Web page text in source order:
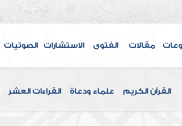
مقالات الفتوى الاستشارات الصوتيات
القرآن الكريم علماء ودعاة القراءات العشر